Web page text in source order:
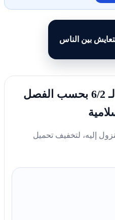
بين الناس
إليك اختبارات إضافية لـ 6/2 بحسب الفصل
إليه، لتخفيف تحميل